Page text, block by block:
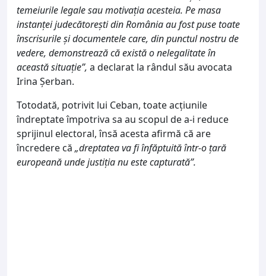
temeiurile legale sau motivația acesteia. Pe masa
instanței judecătorești din România au fost puse toate
înscrisurile și documentele care, din punctul nostru de
vedere, demonstrează că există o nelegalitate în
această situație”, a declarat la rândul său avocata
Irina Șerban.
Totodată, potrivit lui Ceban, toate acțiunile
îndreptate împotriva sa au scopul de a-i reduce
sprijinul electoral, însă acesta afirmă că are
încredere că „dreptatea va fi înfăptuită într-o țară
europeană unde justiția nu este capturată”.